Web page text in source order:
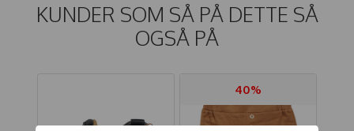
KUNDER SOM SÅ PÅ DETTE SÅ
OGSÅ PÅ
40%